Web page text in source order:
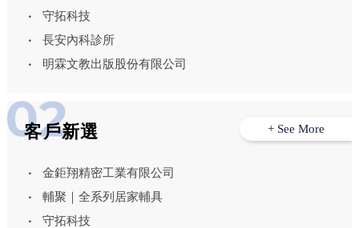
守拓科技
長安內科診所
明霖文教出版股份有限公司
客戶新選
金鉅翔精密工業有限公司
輔聚｜全系列居家輔具
守拓科技
+ See More